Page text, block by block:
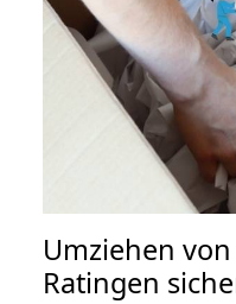
Umziehen von
Ratingen